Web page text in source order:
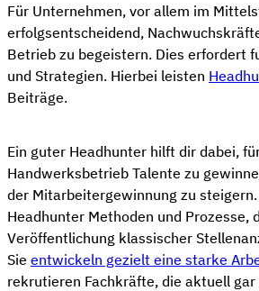
Für Unternehmen, vor allem im
erfolgsentscheidend,
Betrieb zu begeistern. Dies erfordert
und Strategien. Hierbei leisten
Beiträge.
Ein guter Headhunter hilft dir dabei,
Handwerksbetrieb Talente zu
der Mitarbeitergewinnung zu
Headhunter Methoden und Prozesse,
Veröffentlichung klassischer
Sie entwickeln gezielt eine starke
rekrutieren Fachkräfte, die aktuell